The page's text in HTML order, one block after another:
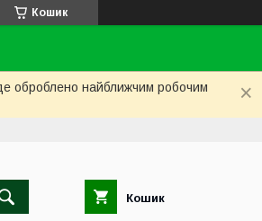
Кошик
оброблено найближчим робочим
Кошик